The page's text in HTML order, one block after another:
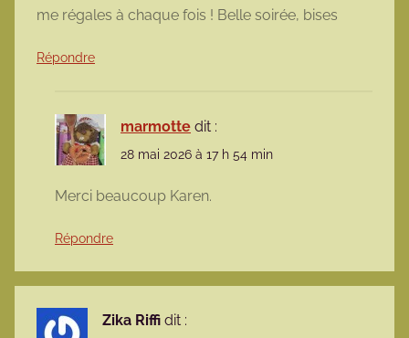
me régales à chaque fois ! Belle soirée, bises
Répondre
marmotte dit :
28 mai 2026 à 17 h 54 min
Merci beaucoup Karen.
Répondre
Zika Riffi dit :